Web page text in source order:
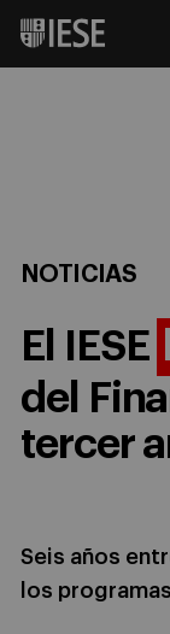
NOTICIAS
El IESE
del
tercer
Seis años
los